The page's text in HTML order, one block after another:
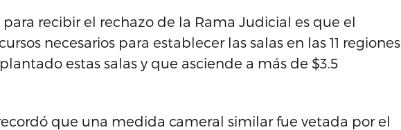
recibir el rechazo de la Rama Judicial es que el
necesarios para establecer las salas en las 11 regiones
estas salas y que asciende a más de $3.5
que una medida cameral similar fue vetada por el